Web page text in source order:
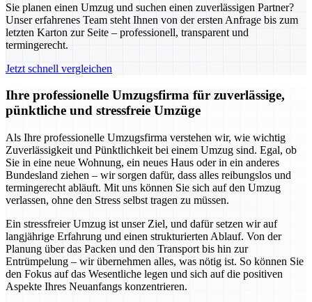
Sie planen einen Umzug und suchen einen zuverlässigen Partner?
Unser erfahrenes Team steht Ihnen von der ersten Anfrage bis zum
letzten Karton zur Seite – professionell, transparent und
termingerecht.
Jetzt schnell vergleichen
Ihre professionelle Umzugsfirma für zuverlässige,
pünktliche und stressfreie Umzüge
Als Ihre professionelle Umzugsfirma verstehen wir, wie wichtig
Zuverlässigkeit und Pünktlichkeit bei einem Umzug sind. Egal, ob
Sie in eine neue Wohnung, ein neues Haus oder in ein anderes
Bundesland ziehen – wir sorgen dafür, dass alles reibungslos und
termingerecht abläuft. Mit uns können Sie sich auf den Umzug
verlassen, ohne den Stress selbst tragen zu müssen.
Ein stressfreier Umzug ist unser Ziel, und dafür setzen wir auf
langjährige Erfahrung und einen strukturierten Ablauf. Von der
Planung über das Packen und den Transport bis hin zur
Entrümpelung – wir übernehmen alles, was nötig ist. So können Sie
den Fokus auf das Wesentliche legen und sich auf die positiven
Aspekte Ihres Neuanfangs konzentrieren.